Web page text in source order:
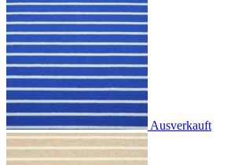
Ausverkauft